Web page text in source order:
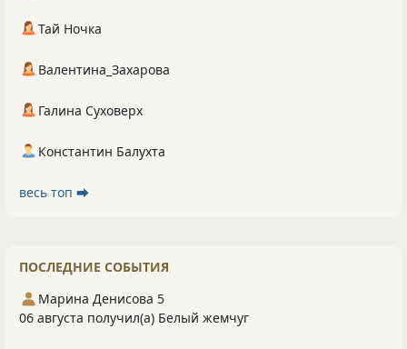
Тай Ночка
Валентина_Захарова
Галина Суховерх
Константин Балухта
весь топ ⮕
ПОСЛЕДНИЕ СОБЫТИЯ
Марина Денисова 5
06 августа получил(а) Белый жемчуг